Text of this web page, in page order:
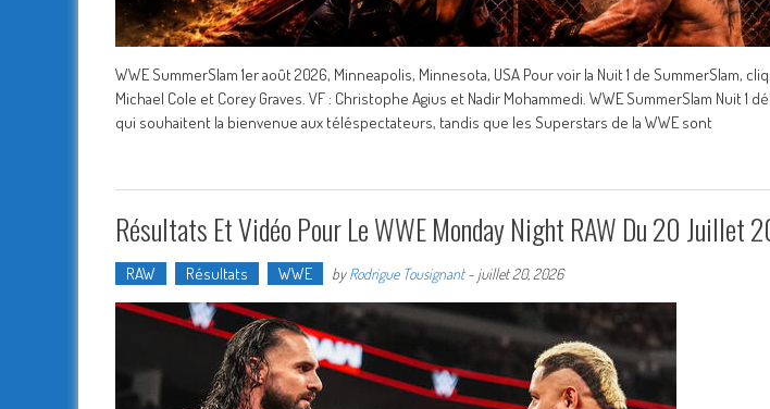
WWE SummerSlam 1er août 2026, Minneapolis, Minnesota, USA Pour voir la Nuit 1 de SummerSlam,
Michael Cole et Corey Graves. VF : Christophe Agius et Nadir Mohammedi. WWE SummerSlam Nuit 1
qui souhaitent la bienvenue aux téléspectateurs, tandis que les Superstars de la WWE sont
Résultats Et Vidéo Pour Le WWE Monday Night RAW Du 20 Juillet
RAW Résultats WWE byRodrigue Tousignant- juillet 20, 2026